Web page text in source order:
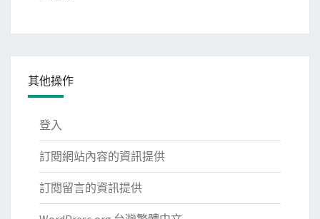
其他操作
登入
訂閱網站內容的資訊提供
訂閱留言的資訊提供